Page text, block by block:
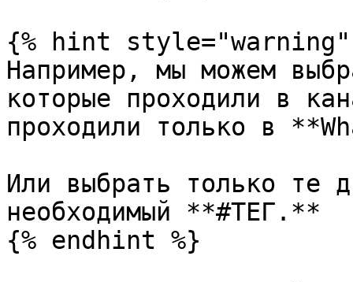
{% hint style="warning"
Например, мы можем
которые проходили в
проходили только в
Или выбрать только те
необходимый **#ТЕГ.**
{% endhint %}